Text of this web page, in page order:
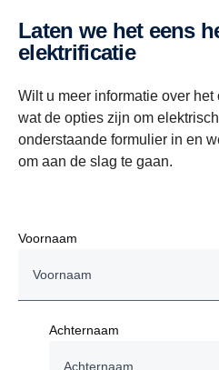
Laten we het eens hebben over
elektrificatie
Wilt u meer informatie over
wat de opties zijn om
onderstaande formulier in en
om aan de slag te gaan.
Voornaam
Achternaam